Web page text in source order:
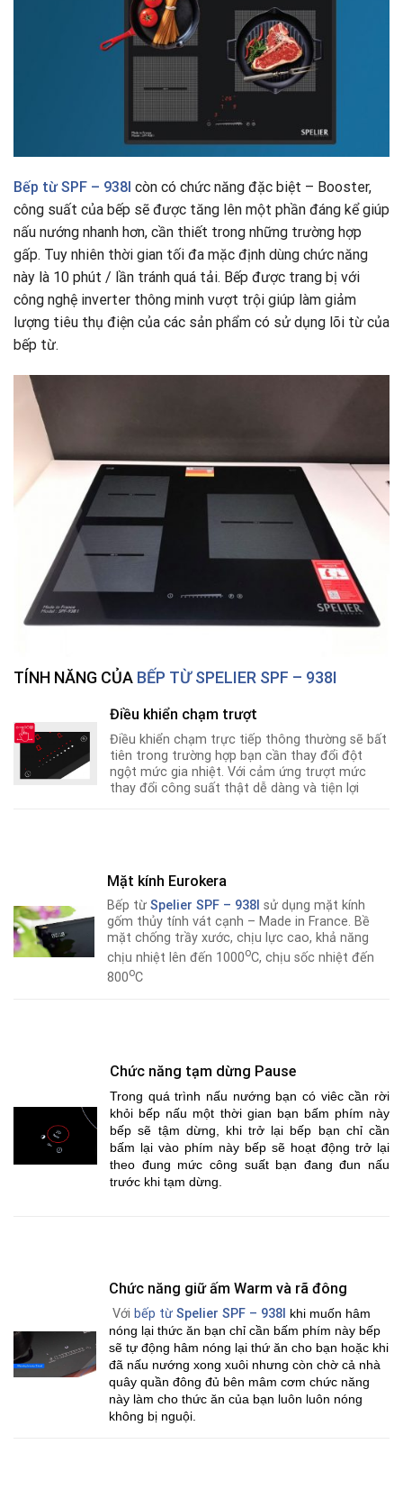
Bếp từ SPF – 938I còn có chức năng đặc biệt – Booster,
công suất của bếp sẽ được tăng lên một phần đáng kể giúp
nấu nướng nhanh hơn, cần thiết trong những trường hợp
gấp. Tuy nhiên thời gian tối đa mặc định dùng chức năng
này là 10 phút / lần tránh quá tải. Bếp được trang bị với
công nghệ inverter thông minh vượt trội giúp làm giảm
lượng tiêu thụ điện của các sản phẩm có sử dụng lõi từ của
bếp từ.
TÍNH NĂNG CỦA BẾP TỪ SPELIER SPF – 938I
Điều khiển chạm trượt
Điều khiển chạm trực tiếp thông thường sẽ bất
tiên trong trường hợp bạn cần thay đổi đột
ngột mức gia nhiệt. Với cảm ứng trượt mức
thay đổi công suất thật dễ dàng và tiện lợi
Mặt kính Eurokera
Bếp từSpelier SPF – 938I sử dụng mặt kính
gốm thủy tính vát cạnh – Made in France. Bề
mặt chống trầy xước, chịu lực cao, khả năng
chịu nhiệt lên đến 1000oC, chịu sốc nhiệt đến
800oC
Chức năng tạm dừng Pause
Trong quá trình nấu nướng bạn có viêc cần rời
khỏi bếp nấu một thời gian bạn bấm phím này
bếp sẽ tậm dừng, khi trở lại bếp bạn chỉ cần
bấm lại vào phím này bếp sẽ hoạt động trở lại
theo đung mức công suất bạn đang đun nấu
trước khi tạm dừng.
Chức năng giữ ấm Warm và rã đông
Với bếp từ Spelier SPF – 938I khi muốn hâm
nóng lại thức ăn bạn chỉ cần bấm phím này bếp
sẽ tự động hâm nóng lại thứ ăn cho bạn hoặc khi
đã nấu nướng xong xuôi nhưng còn chờ cả nhà
quây quần đông đủ bên mâm cơm chức năng
này làm cho thức ăn của bạn luôn luôn nóng
không bị nguội.